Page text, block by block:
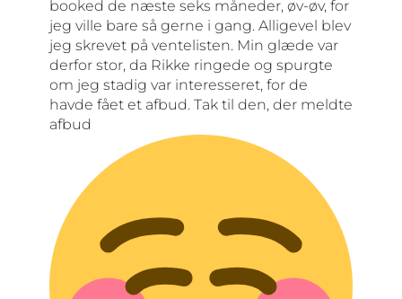
booked de næste seks måneder, øv-øv, for
jeg ville bare så gerne i gang. Alligevel blev
jeg skrevet på ventelisten. Min glæde var
derfor stor, da Rikke ringede og spurgte
om jeg stadig var interesseret, for de
havde fået et afbud. Tak til den, der meldte
afbud